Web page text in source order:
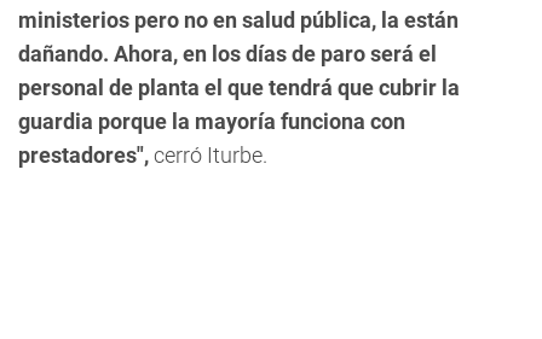
ministerios pero no en salud pública, la están
dañando. Ahora, en los días de paro será el
personal de planta el que tendrá que cubrir la
guardia porque la mayoría funciona con
prestadores",cerró Iturbe.